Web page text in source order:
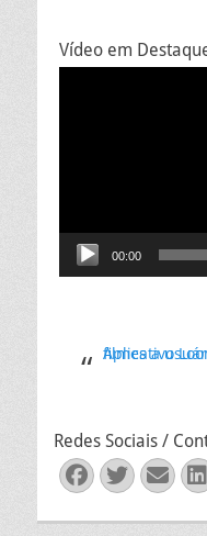
Vídeo em
00:00
Aplicativo Loone dá
Redes Sociais /
Facebook